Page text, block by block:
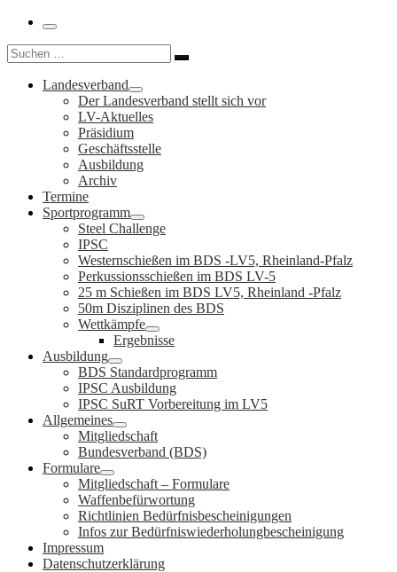
Menü
Suche
Suchen …
Landesverband
Der Landesverband stellt sich vor
LV-Aktuelles
Präsidium
Geschäftsstelle
Ausbildung
Archiv
Termine
Sportprogramm
Steel Challenge
IPSC
Westernschießen im BDS -LV5, Rheinland-Pfalz
Perkussionsschießen im BDS LV-5
25 m Schießen im BDS LV5, Rheinland -Pfalz
50m Disziplinen des BDS
Wettkämpfe
Ergebnisse
Ausbildung
BDS Standardprogramm
IPSC Ausbildung
IPSC SuRT Vorbereitung im LV5
Allgemeines
Mitgliedschaft
Bundesverband (BDS)
Formulare
Mitgliedschaft – Formulare
Waffenbefürwortung
Richtlinien Bedürfnisbescheinigungen
Infos zur Bedürfniswiederholungbescheinigung
Impressum
Datenschutzerklärung